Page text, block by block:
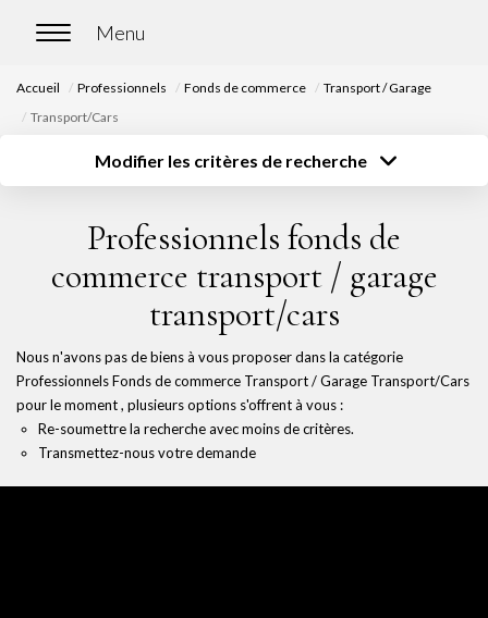
ACHETER
Nos biens en vente
LOUER
Nos biens en location
Nos biens loués
Accueil Professionnels Fonds de commerce
Transport / Garage
Transport/Cars
Modifier les critères de recherche
Sélectionnez...
Type de bien
Sélectionnez...
Surface
Budget
Créer une alerte
Professionnels fonds de
commerce transport / garage
transport/cars
Nous n'avons pas de biens à vous proposer dans la catégorie
Professionnels Fonds de commerce Transport / Garage Transport/Cars
pour le moment , plusieurs options s'offrent à vous :
Re-soumettre la recherche avec moins de critères.
Transmettez-nous votre demande